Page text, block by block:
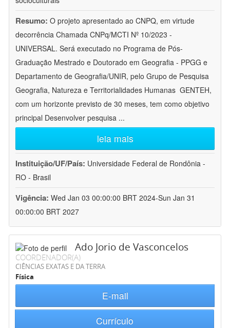
Resumo: O projeto apresentado ao CNPQ, em virtude
decorrência Chamada CNPq/MCTI Nº 10/2023 -
UNIVERSAL. Será executado no Programa de Pós-
Graduação Mestrado e Doutorado em Geografia - PPGG e
Departamento de Geografia/UNIR, pelo Grupo de Pesquisa
Geografia, Natureza e Territorialidades Humanas  GENTEH,
com um horizonte previsto de 30 meses, tem como objetivo
principal Desenvolver pesquisa ...
leia mais
Instituição/UF/País: Universidade Federal de Rondônia -
RO - Brasil
Vigência: Wed Jan 03 00:00:00 BRT 2024-Sun Jan 31
00:00:00 BRT 2027
Ado Jorio de Vasconcelos
COORDENADOR(A)
CIÊNCIAS EXATAS E DA TERRA
Física
E-mail
Currículo